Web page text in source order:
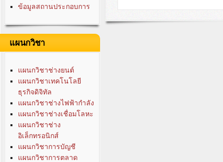
ข้อมูลสถานประกอบการ
แผนกวิชา
แผนกวิชาช่างยนต์
แผนกวิชาเทคโนโลยี
ธุรกิจดิจิทัล
แผนกวิชาช่างไฟฟ้ากำลัง
แผนกวิชาช่างเชื่อมโลหะ
แผนกวิชาช่าง
อิเล็กทรอนิกส์
แผนกวิชาการบัญชี
แผนกวิชาการตลาด